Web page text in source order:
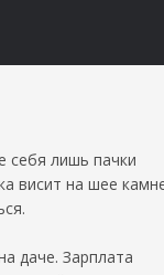
себя лишь пачки
висит на шее
даче. Зарплата